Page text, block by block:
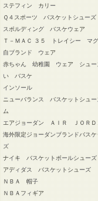
ステフィン カリー
Ｑ４スポーツ バスケットシューズ
スポルディング バスケウェア
Ｔ－ＭＡＣ ３５ トレイシー マ
自ブランド ウェア
赤ちゃん 幼稚園 ウェア シュ
い バスケ
インソール
ニューバランス バスケットシュー
ム
エアジョーダン ＡＩＲ ＪＯＲＤ
海外限定ジョーダンブランドバス
ズ
ナイキ バスケットボールシューズ
アディダス バスケットシューズ
ＮＢＡ 帽子
ＮＢＡフィギア